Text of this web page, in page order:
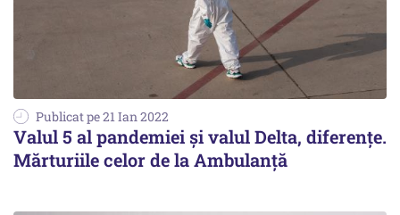
Publicat pe 21 Ian 2022
Valul 5 al pandemiei și valul Delta, diferențe.
Mărturiile celor de la Ambulanță